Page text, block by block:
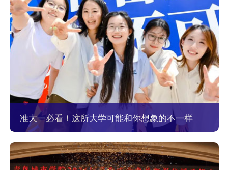
准大一必看！这所大学可能和你想象的不一样